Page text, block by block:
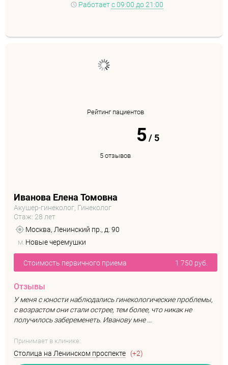
Работает с 09:00 до 21:00
Рейтинг пациентов
5/5
5 отзывов
Иванова Елена Томовна
Акушер-гинеколог, Гинеколог
Стаж: 28 лет
Москва, Ленинский пр., д. 90
м. Новые черемушки
Стоимость первичного приема 1 750 руб.
Отзывы
У меня с юности наблюдались гинекологические проблемы,
с возрастом они стали острее, тем более, что никак не
получилось забеременеть. Иванову мне ...
Принимает в клинике:
Столица на Ленинском проспекте (+2)